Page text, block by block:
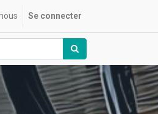
Se connecter